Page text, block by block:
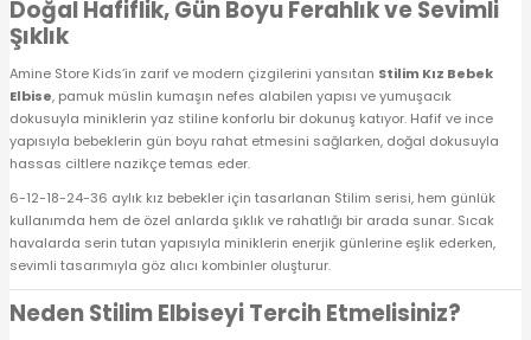
Doğal Hafiflik, Gün Boyu Ferahlık ve Sevimli
Şıklık
Amine Store Kids’in zarif ve modern çizgilerini yansıtan Stilim Kız Bebek
Elbise, pamuk müslin kumaşın nefes alabilen yapısı ve yumuşacık
dokusuyla miniklerin yaz stiline konforlu bir dokunuş katıyor. Hafif ve ince
yapısıyla bebeklerin gün boyu rahat etmesini sağlarken, doğal dokusuyla
hassas ciltlere nazikçe temas eder.
6-12-18-24-36 aylık kız bebekler için tasarlanan Stilim serisi, hem günlük
kullanımda hem de özel anlarda şıklık ve rahatlığı bir arada sunar. Sıcak
havalarda serin tutan yapısıyla miniklerin enerjik günlerine eşlik ederken,
sevimli tasarımıyla göz alıcı kombinler oluşturur.
Neden Stilim Elbiseyi Tercih Etmelisiniz?
Alt
ve Taç